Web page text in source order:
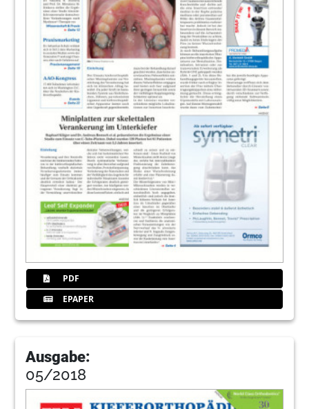
PDF
EPAPER
Ausgabe:
05/2018